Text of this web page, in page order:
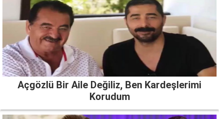
Açgözlü Bir Aile Değiliz, Ben Kardeşlerimi
Korudum